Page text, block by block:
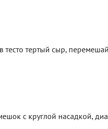
тесто тертый сыр,
с круглой насадкой,